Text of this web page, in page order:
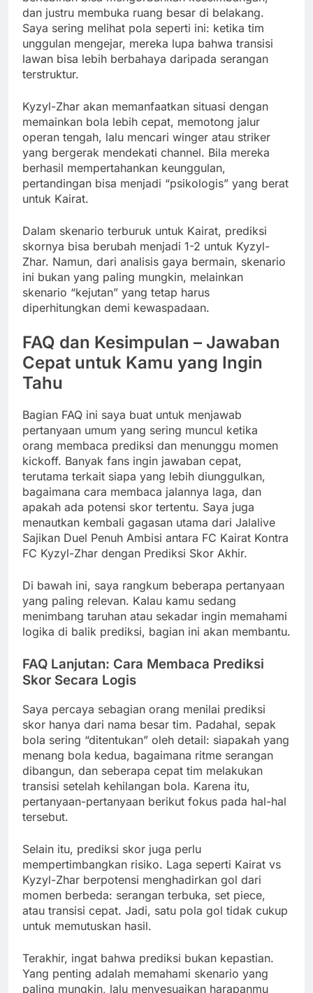
dan justru membuka ruang besar di belakang.
Saya sering melihat pola seperti ini: ketika tim
unggulan mengejar, mereka lupa bahwa transisi
lawan bisa lebih berbahaya daripada serangan
terstruktur.
Kyzyl-Zhar akan memanfaatkan situasi dengan
memainkan bola lebih cepat, memotong jalur
operan tengah, lalu mencari winger atau striker
yang bergerak mendekati channel. Bila mereka
berhasil mempertahankan keunggulan,
pertandingan bisa menjadi “psikologis” yang berat
untuk Kairat.
Dalam skenario terburuk untuk Kairat, prediksi
skornya bisa berubah menjadi 1-2 untuk Kyzyl-
Zhar. Namun, dari analisis gaya bermain, skenario
ini bukan yang paling mungkin, melainkan
skenario “kejutan” yang tetap harus
diperhitungkan demi kewaspadaan.
FAQ dan Kesimpulan – Jawaban
Cepat untuk Kamu yang Ingin
Tahu
Bagian FAQ ini saya buat untuk menjawab
pertanyaan umum yang sering muncul ketika
orang membaca prediksi dan menunggu momen
kickoff. Banyak fans ingin jawaban cepat,
terutama terkait siapa yang lebih diunggulkan,
bagaimana cara membaca jalannya laga, dan
apakah ada potensi skor tertentu. Saya juga
menautkan kembali gagasan utama dari Jalalive
Sajikan Duel Penuh Ambisi antara FC Kairat Kontra
FC Kyzyl-Zhar dengan Prediksi Skor Akhir.
Di bawah ini, saya rangkum beberapa pertanyaan
yang paling relevan. Kalau kamu sedang
menimbang taruhan atau sekadar ingin memahami
logika di balik prediksi, bagian ini akan membantu.
FAQ Lanjutan: Cara Membaca Prediksi
Skor Secara Logis
Saya percaya sebagian orang menilai prediksi
skor hanya dari nama besar tim. Padahal, sepak
bola sering “ditentukan” oleh detail: siapakah yang
menang bola kedua, bagaimana ritme serangan
dibangun, dan seberapa cepat tim melakukan
transisi setelah kehilangan bola. Karena itu,
pertanyaan-pertanyaan berikut fokus pada hal-hal
tersebut.
Selain itu, prediksi skor juga perlu
mempertimbangkan risiko. Laga seperti Kairat vs
Kyzyl-Zhar berpotensi menghadirkan gol dari
momen berbeda: serangan terbuka, set piece,
atau transisi cepat. Jadi, satu pola gol tidak cukup
untuk memutuskan hasil.
Terakhir, ingat bahwa prediksi bukan kepastian.
Yang penting adalah memahami skenario yang
paling mungkin, lalu menyesuaikan harapanmu